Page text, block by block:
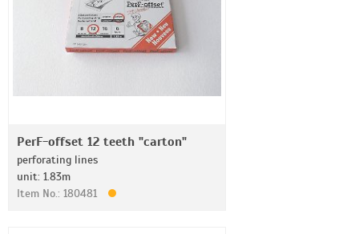
PerF-offset 12 teeth "carton"
perforating lines
unit: 1.83m
Item No.: 180481